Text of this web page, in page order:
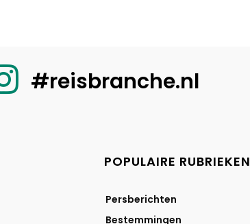
#reisbranche.nl
POPULAIRE RUBRIEKEN
Persberichten
Bestemmingen